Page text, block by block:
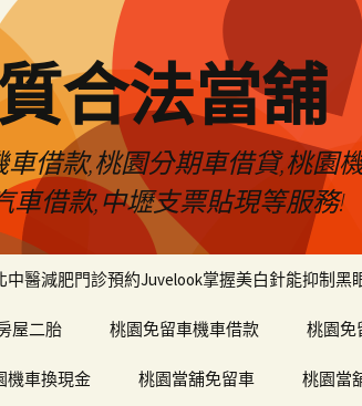
合法當舖
借款,桃園分期車借貸,桃園
借款,中壢支票貼現等服務!
中醫減肥門診預約Juvelook掌握美白針能抑制黑
屋二胎 桃園免留車機車借款 桃園免
機車換現金 桃園當舖免留車 桃園當